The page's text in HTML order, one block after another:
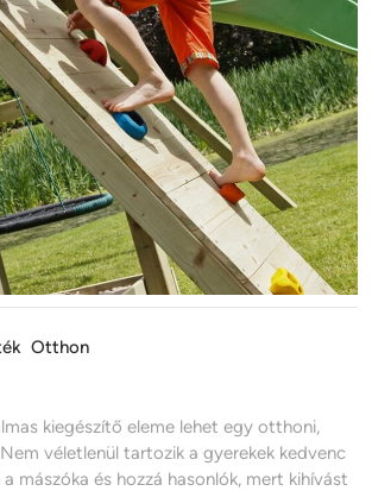
Otthon
kiegészítő eleme lehet egy otthoni,
véletlenül tartozik a gyerekek kedvenc
mászóka és hozzá hasonlók, mert kihívást